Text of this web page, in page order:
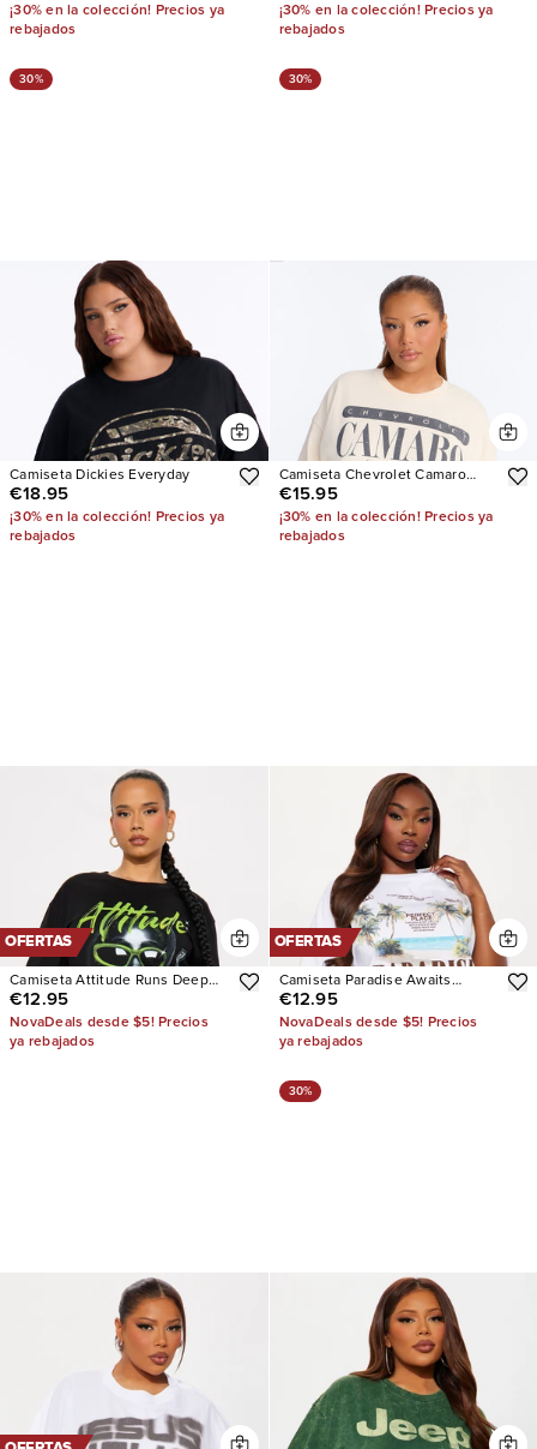
¡30% en la colección! Precios ya
rebajados
¡30% en la colección! Precios ya
rebajados
30%
Camiseta Dickies Everyday
€18.95
¡30% en la colección! Precios ya
rebajados
30%
Camiseta Chevrolet Camaro
Classic Oversized
€15.95
¡30% en la colección! Precios ya
rebajados
OFERTAS
Camiseta Attitude Runs Deep
Oversized
€12.95
NovaDeals desde $5! Precios
ya rebajados
OFERTAS
Camiseta Paradise Awaits
Washed
€12.95
NovaDeals desde $5! Precios
ya rebajados
30%